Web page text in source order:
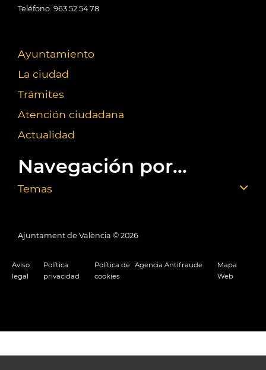
Teléfono: 963 52 54 78
Ayuntamiento
La ciudad
Trámites
Atención ciudadana
Actualidad
Navegación por...
Temas
Ajuntament de València © 2026
Aviso
legal
Política
privacidad
Política de
cookies
Agencia Antifraude
Mapa
Web